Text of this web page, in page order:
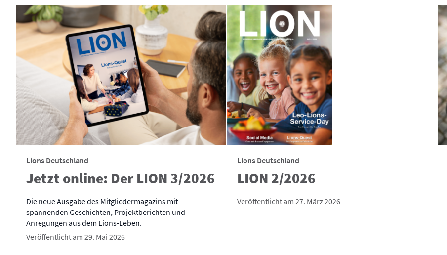
Lions Deutschland
Jetzt online: Der LION 3/2026
Die neue Ausgabe des Mitgliedermagazins mit
spannenden Geschichten, Projektberichten und
Anregungen aus dem Lions-Leben.
Veröffentlicht am 29. Mai 2026
Lions Deutschland
LION 2/2026
Veröffentlicht am 27. März 2026